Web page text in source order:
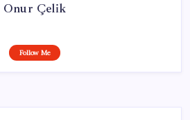
Onur Çelik
Follow Me